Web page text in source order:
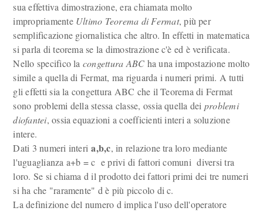
sua effettiva dimostrazione, era chiamata molto
impropriamente Ultimo Teorema di Fermat, più per
semplificazione giornalistica che altro. In effetti in matematica
si parla di teorema se la dimostrazione c'è ed è verificata.
Nello specifico la congettura ABC ha una impostazione molto
simile a quella di Fermat, ma riguarda i numeri primi. A tutti
gli effetti sia la congettura ABC che il Teorema di Fermat
sono problemi della stessa classe, ossia quella dei problemi
diofantei, ossia equazioni a coefficienti interi a soluzione
intere.
Dati 3 numeri interia,b,c, in relazione tra loro mediante
l'uguaglianza a+b = c e privi di fattori comuni diversi tra
loro. Se si chiama d il prodotto dei fattori primi dei tre numeri
si ha che "raramente" d è più piccolo di c.
La definizione del numero d implica l'uso dell'operatore